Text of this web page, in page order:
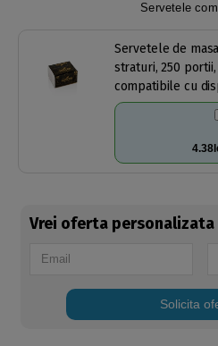
Servetele
Servetele de
straturi, 250
compatibile cu
Vrei oferta
Solicita